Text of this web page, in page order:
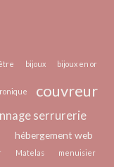
bijoux bijoux en or
couvreur
serrurerie
hébergement web
Matelas menuisier